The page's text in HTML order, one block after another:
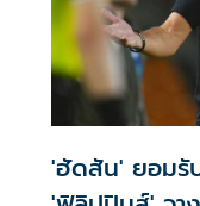
'ฮัดสัน' ยอมรั